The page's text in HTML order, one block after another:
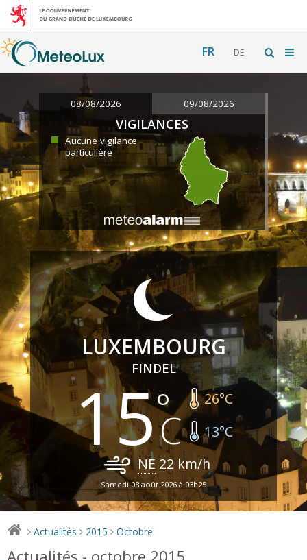
FR DE
08/08/2026 09/08/2026
VIGILANCES
Aucune vigilance
particulière
LUXEMBOURG
FINDEL
15 26°C
13°C
NE 22 km/h
Samedi 08 août 2026 à 03h25
> Actualités > 2015 > Octobre